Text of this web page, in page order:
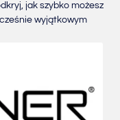
jak szybko możesz
wyjątkowym